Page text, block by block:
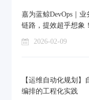
嘉为蓝鲸DevOps｜
链路，提效超乎想象！
2026-02-09
【运维自动化规划
编排的工程化实践